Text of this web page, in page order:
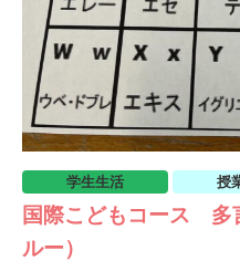
学生生活 授
国際こどもコース
ルー）